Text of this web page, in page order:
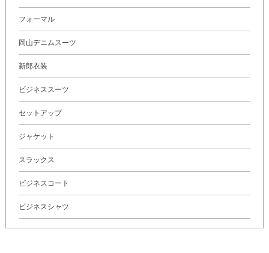
フォーマル
岡山デニムスーツ
新郎衣装
ビジネススーツ
セットアップ
ジャケット
スラックス
ビジネスコート
ビジネスシャツ